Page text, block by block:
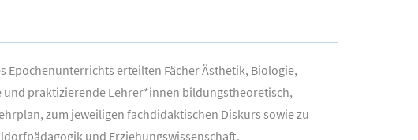
erteilten Fächer Ästhetik, Biologie,
und praktizierende Lehrer*innen bildungstheoretisch,
zum jeweiligen fachdidaktischen Diskurs sowie zu
und Erziehungswissenschaft.